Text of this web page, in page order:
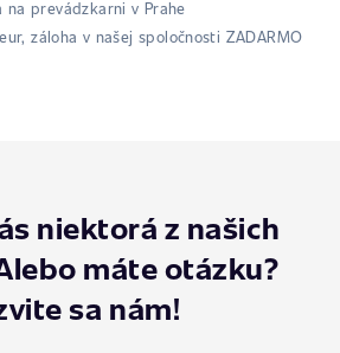
na prevádzkarni v Prahe
záloha v našej spoločnosti ZADARMO
niektorá z našich
máte otázku?
sa nám!